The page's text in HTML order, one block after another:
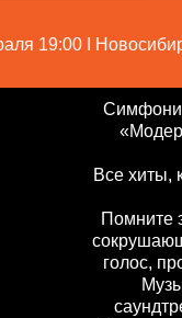
I Новосибирск I
Все хиты,
Помните
голос,